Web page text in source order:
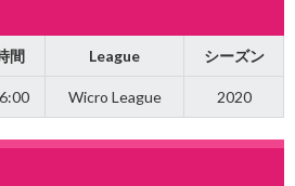
間 League シーズン
Wicro League 2020